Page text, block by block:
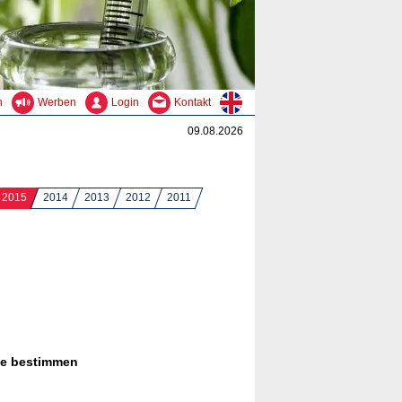
Werben Login Kontakt
09.08.2026
2015 2014 2013 2012 2011
bestimmen